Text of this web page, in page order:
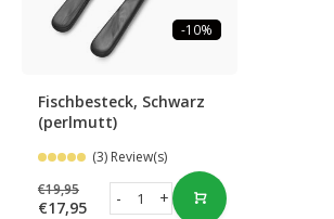
-10%
Fischbesteck, Schwarz
(perlmutt)
(3) Review(s)
€19,95
€17,95 +
-